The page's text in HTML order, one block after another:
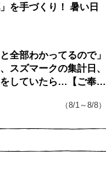
を手づくり！ 暑い日
全部わかってるので」
スズマークの集計日、
していたら…【ご奉仕
（8/1～8/8）